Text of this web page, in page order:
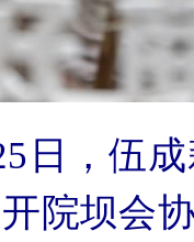
日，伍
院坝会